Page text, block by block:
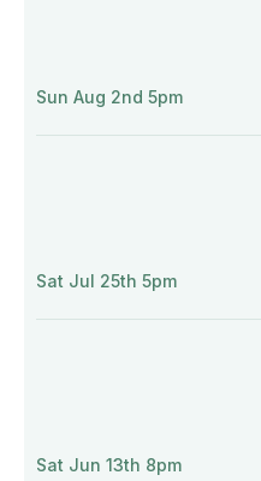
Sun Aug 2nd 5pm
Sat Jul 25th 5pm
Sat Jun 13th 8pm